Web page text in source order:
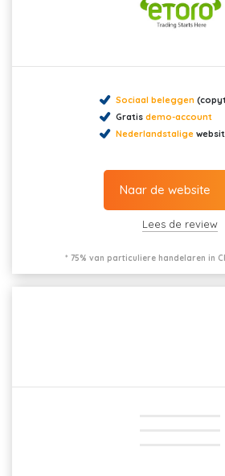
Sociaal beleggen
Gratis demo-account
Nederlandstalige
Naar de website
Lees de review
* 75% van particuliere handelaren in